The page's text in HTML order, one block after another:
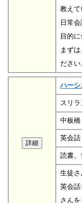
教えて
日常
目的
まず
ださい
ハーシ
スリラ
中板橋
英会話
読書、
生徒さ
英会話
さんを